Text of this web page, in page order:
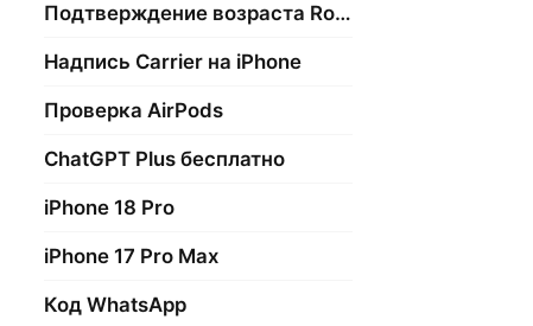
Подтверждение возраста Roblox
Надпись Carrier на iPhone
Проверка AirPods
ChatGPT Plus бесплатно
iPhone 18 Pro
iPhone 17 Pro Max
Код WhatsApp